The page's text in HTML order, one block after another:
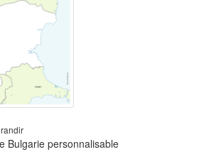
Bulgarie personnalisable